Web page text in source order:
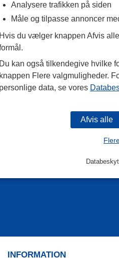
Analysere trafikken på siden
Måle og tilpasse annoncer
Hvis du vælger knappen Afvis
Du kan også tilkendegive hvilke
knappen Flere valgmuligheder.
personlige data, se vores
INFORMATION